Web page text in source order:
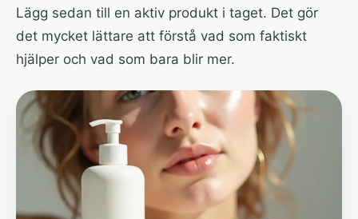
Lägg sedan till en aktiv produkt i taget. Det gör
det mycket lättare att förstå vad som faktiskt
hjälper och vad som bara blir mer.